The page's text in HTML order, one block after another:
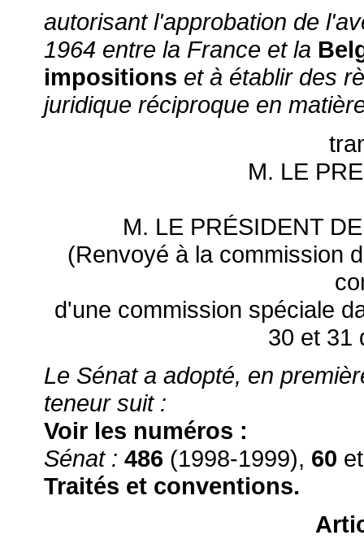
autorisant l'approbation de
1964 entre la France et la
impositions et à établir des
juridique réciproque en
M. LE
M. LE PRÉSIDENT
(Renvoyé à la commission
d'une commission spéciale
30 et 31
Le Sénat a adopté, en
teneur suit :
Voir les numéros :
Sénat : 486 (1998-1999), 60
Traités et conventions.